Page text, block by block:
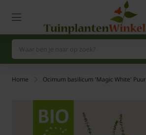
Home Ocimum basilicum 'Magic White' Puur